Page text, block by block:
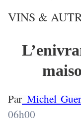
VINS &
Par Michel
06h00